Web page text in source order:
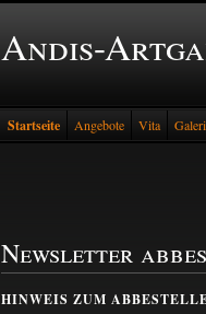
Andis-
Startseite Angebote Vita
Newsletter
HINWEIS ZUM